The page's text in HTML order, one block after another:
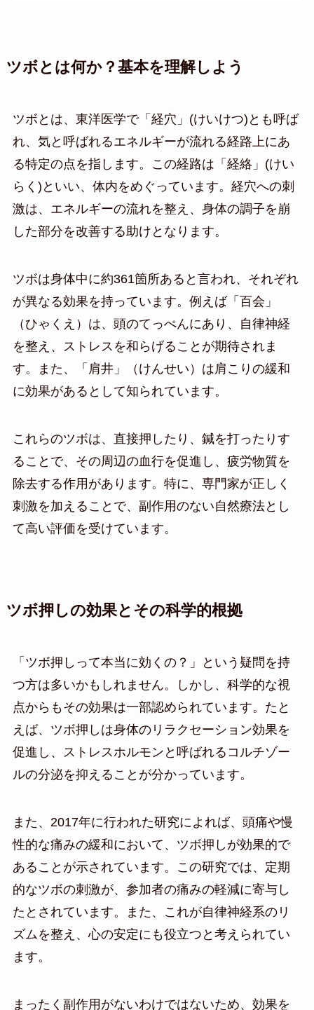
ツボとは何か？基本を理解しよう
ツボとは、東洋医学で「経穴」(けいけつ)とも呼ば
れ、気と呼ばれるエネルギーが流れる経路上にあ
る特定の点を指します。この経路は「経絡」(けい
らく)といい、体内をめぐっています。経穴への刺
激は、エネルギーの流れを整え、身体の調子を崩
した部分を改善する助けとなります。
ツボは身体中に約361箇所あると言われ、それぞれ
が異なる効果を持っています。例えば「百会」
（ひゃくえ）は、頭のてっぺんにあり、自律神経
を整え、ストレスを和らげることが期待されま
す。また、「肩井」（けんせい）は肩こりの緩和
に効果があるとして知られています。
これらのツボは、直接押したり、鍼を打ったりす
ることで、その周辺の血行を促進し、疲労物質を
除去する作用があります。特に、専門家が正しく
刺激を加えることで、副作用のない自然療法とし
て高い評価を受けています。
ツボ押しの効果とその科学的根拠
「ツボ押しって本当に効くの？」という疑問を持
つ方は多いかもしれません。しかし、科学的な視
点からもその効果は一部認められています。たと
えば、ツボ押しは身体のリラクセーション効果を
促進し、ストレスホルモンと呼ばれるコルチゾー
ルの分泌を抑えることが分かっています。
また、2017年に行われた研究によれば、頭痛や慢
性的な痛みの緩和において、ツボ押しが効果的で
あることが示されています。この研究では、定期
的なツボの刺激が、参加者の痛みの軽減に寄与し
たとされています。また、これが自律神経系のリ
ズムを整え、心の安定にも役立つと考えられてい
ます。
まったく副作用がないわけではないため、効果を